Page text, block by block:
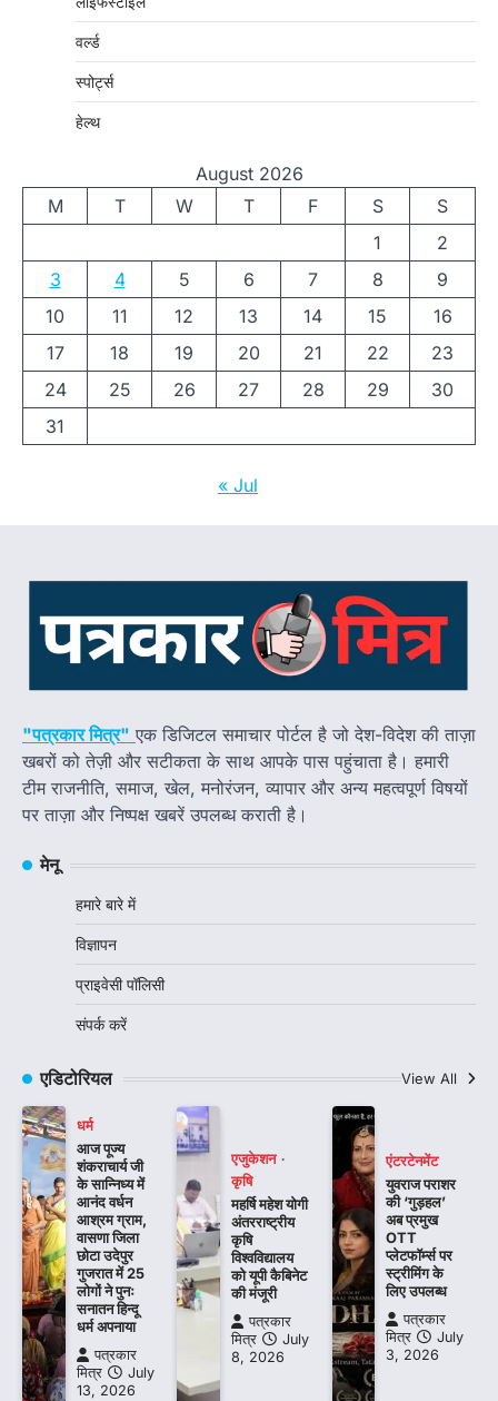
वर्ल्ड
स्पोर्ट्स
हेल्थ
August 2026
M
T W T F S
S
1
2
3
4 5 6 7 8
9
10
11 12 13 14 15
16
17
18 19 20 21 22
23
24
25 26 27 28 29
30
31
« Jul
"पत्रकार मित्र" एक डिजिटल समाचार पोर्टल है जो देश-विदेश की ताज़ा
खबरों को तेज़ी और सटीकता के साथ आपके पास पहुंचाता है। हमारी
टीम राजनीति, समाज, खेल, मनोरंजन, व्यापार और अन्य महत्वपूर्ण विषयों
पर ताज़ा और निष्पक्ष खबरें उपलब्ध कराती है।
मेनू
हमारे बारे में
विज्ञापन
प्राइवेसी पॉलिसी
संपर्क करें
एडिटोरियल View All
धर्म
आज पूज्य
शंकराचार्य जी
के सान्निध्य में
आनंद वर्धन
आश्रम ग्राम,
वासणा जिला
छोटा उदेपुर
गुजरात में 25
लोगों ने पुनः
सनातन हिन्दू
धर्म अपनाया
पत्रकार
मित्र
July
13, 2026
एजुकेशन
कृषि
महर्षि महेश योगी
अंतरराष्ट्रीय
कृषि
विश्वविद्यालय
को यूपी कैबिनेट
की मंजूरी
पत्रकार
मित्र
July
8, 2026
एंटरटेनमेंट
युवराज पराशर
की ‘गुड़हल’
अब प्रमुख
OTT
प्लेटफॉर्म्स पर
स्ट्रीमिंग के
लिए उपलब्ध
पत्रकार
मित्र
July
3, 2026